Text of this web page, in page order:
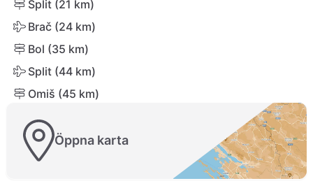
Split (21 km)
Brač (24 km)
Bol (35 km)
Split (44 km)
Omiš (45 km)
Öppna karta